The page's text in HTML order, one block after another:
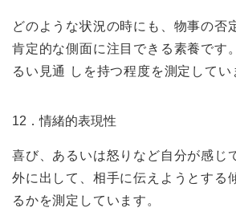
どのような状況の時にも、物事の否
肯定的な側面に注目できる素養です
るい見通 しを持つ程度を測定してい
12．情緒的表現性
喜び、あるいは怒りなど自分が感じ
外に出して、相手に伝えようとする
るかを測定しています。